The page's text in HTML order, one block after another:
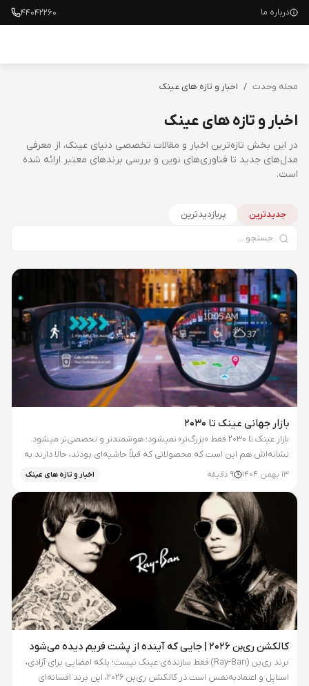
درباره ما ۴۴۰۴۲۲۶۰
مجله وحدت / اخبار و تازه های عینک
اخبار و تازه های عینک
در این بخش تازه‌ترین اخبار و مقالات تخصصی دنیای عینک، از معرفی
مدل‌های جدید تا فناوری‌های نوین و بررسی برندهای معتبر ارائه شده
است.
جدیدترین پربازدیدترین
بازار جهانی عینک تا ۲۰۳۰
بازار عینک تا ۲۰۳۰ فقط «بزرگ‌تر» نمیشود؛ هوشمندتر و تخصصی‌تر میشود.
نشانه‌اش هم این است که محصولاتی که قبلاً حاشیه‌ای بودند، حالا دارند به
جریان اصلی نزدیک می‌شوند. این‌ها چند نمونه‌ی واقعی از همین...
13 بهمن 1404 9 دقیقه اخبار و تازه های عینک
کالکشن ری‌بن ۲۰۲۶ | جایی که آینده از پشت فریم دیده می‌شود
برند ری‌بن (Ray-Ban) فقط سازنده‌ی عینک نیست؛ بلکه امضایی برای آزادی،
استایل و اعتمادبه‌نفس است.در کالکشن ری‌بن ۲۰۲۶، این برند افسانه‌ای